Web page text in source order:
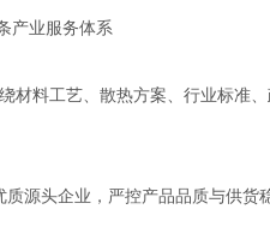
产业服务体系
材料工艺、散热方案、行业标准
源头企业，严控产品品质与供